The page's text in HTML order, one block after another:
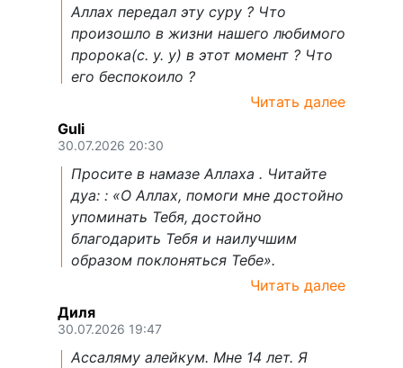
Аллах передал эту суру ? Что
произошло в жизни нашего любимого
пророка(с. у. у) в этот момент ? Что
его беспокоило ?
Читать далее
Guli
30.07.2026 20:30
Просите в намазе Аллаха . Читайте
дуа: : «О Аллах, помоги мне достойно
упоминать Тебя, достойно
благодарить Тебя и наилучшим
образом поклоняться Тебе».
Читать далее
Диля
30.07.2026 19:47
Ассаляму алейкум. Мне 14 лет. Я